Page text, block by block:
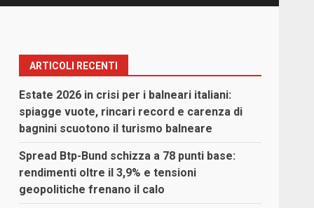
ARTICOLI RECENTI
Estate 2026 in crisi per i balneari italiani:
spiagge vuote, rincari record e carenza di
bagnini scuotono il turismo balneare
Spread Btp-Bund schizza a 78 punti base:
rendimenti oltre il 3,9% e tensioni
geopolitiche frenano il calo